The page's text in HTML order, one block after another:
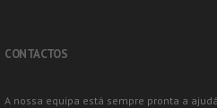
CONTACTOS
A nossa equipa está sempre pronta a